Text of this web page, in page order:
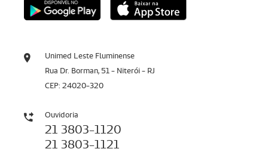
Unimed Leste Fluminense
Rua Dr. Borman, 51 - Niterói - RJ
CEP: 24020-320
Ouvidoria
21 3803-1120
21 3803-1121